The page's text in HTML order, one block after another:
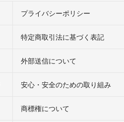
プライバシーポリシー
特定商取引法に基づく表記
外部送信について
安心・安全のための取り組み
商標権について